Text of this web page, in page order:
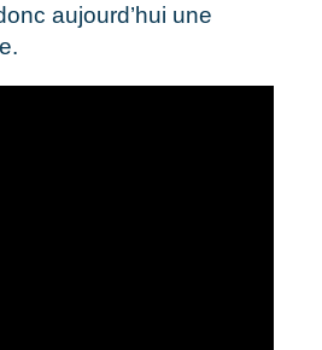
aujourd’hui une